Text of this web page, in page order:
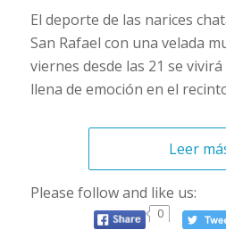
El deporte de las narices
San Rafael con una velada
viernes desde las 21 se
llena de emoción en el
Leer
Please follow and like us:
0